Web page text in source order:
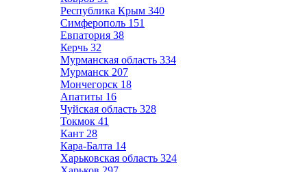
Республика Крым 340
Симферополь 151
Евпатория 38
Керчь 32
Мурманская область 334
Мурманск 207
Мончегорск 18
Апатиты 16
Чуйская область 328
Токмок 41
Кант 28
Кара-Балта 14
Харьковская область 324